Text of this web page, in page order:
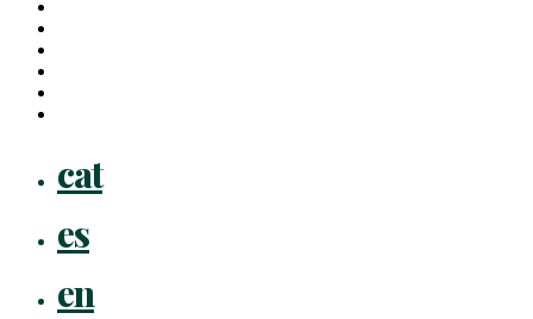
cat
es
en